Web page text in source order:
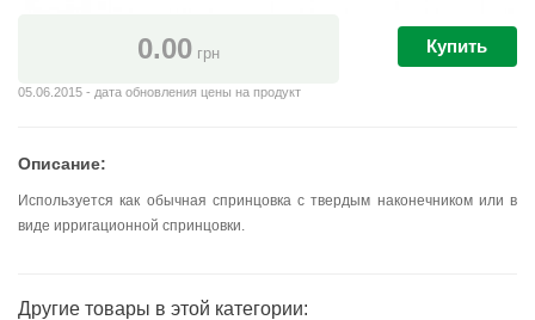
0.00грн
05.06.2015 - дата обновления цены на продукт
Купить
Описание:
Используется как обычная спринцовка с твердым наконечником или в
виде ирригационной спринцовки.
Другие товары в этой категории: